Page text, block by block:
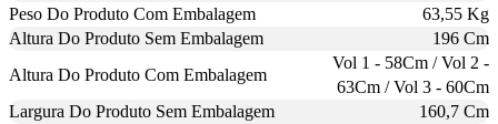
Peso Do Produto Com Embalagem
63,55 Kg
Altura Do Produto Sem Embalagem
196 Cm
Altura Do Produto Com Embalagem
Vol 1 - 58Cm / Vol 2 -
63Cm / Vol 3 - 60Cm
Largura Do Produto Sem Embalagem
160,7 Cm